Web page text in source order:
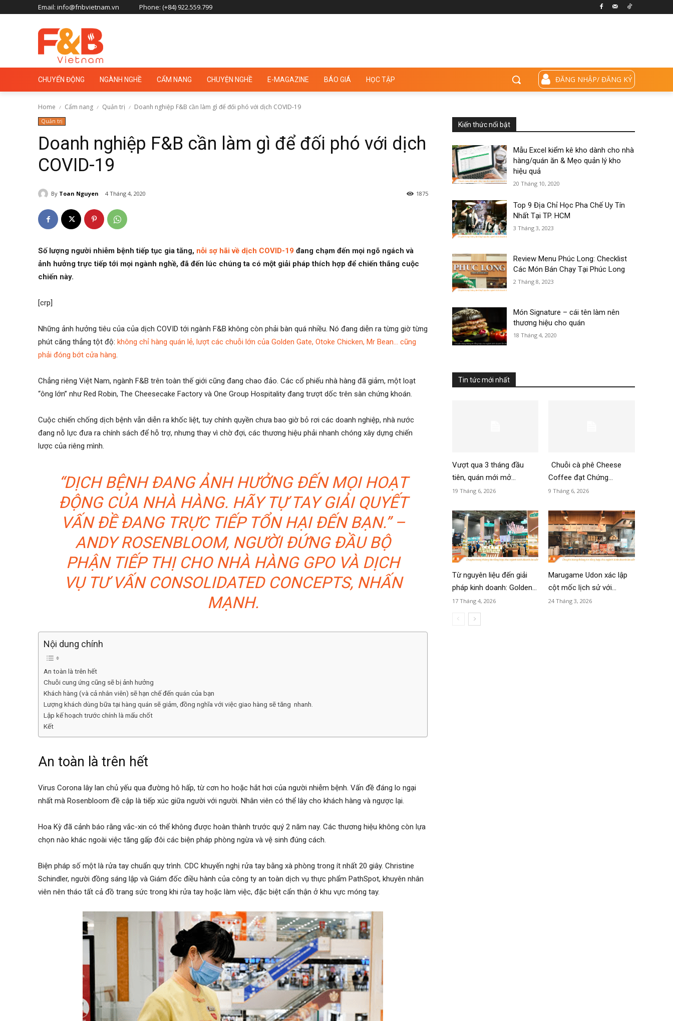
Email: info@fnbvietnam.vn Phone: (+84) 922.559.799
CHUYỂN ĐỘNG NGÀNH NGHỀ CẨM NANG CHUYỆN NGHỀ E-MAGAZINE BÁO GIÁ HỌC TẬP ĐĂNG NHẬP/ ĐĂNG KÝ
Home Cẩm nang Quản trị Doanh nghiệp F&B cần làm gì để đối phó với dịch COVID-19
Quản trị
Doanh nghiệp F&B cần làm gì để đối phó với dịch
COVID-19
By Toan Nguyen 4 Tháng 4, 2020 1875
Số lượng người nhiễm bệnh tiếp tục gia tăng, nỗi sợ hãi về dịch COVID-19 đang chạm đến mọi ngõ ngách và
ảnh hưởng trực tiếp tới mọi ngành nghề, đã đến lúc chúng ta có một giải pháp thích hợp để chiến thắng cuộc
chiến này.
[crp]
Những ảnh hưởng tiêu của của dịch COVID tới ngành F&B không còn phải bàn quá nhiều. Nó đang diễn ra từng giờ từng
phút căng thẳng tột độ: không chỉ hàng quán lẻ, lượt các chuỗi lớn của Golden Gate, Otoke Chicken, Mr Bean… cũng
phải đóng bớt cửa hàng.
Chẳng riêng Việt Nam, ngành F&B trên toàn thế giới cũng đang chao đảo. Các cổ phiếu nhà hàng đã giảm, một loạt
“ông lớn” như Red Robin, The Cheesecake Factory và One Group Hospitality đang trượt dốc trên sàn chứng khoán.
Cuộc chiến chống dịch bệnh vẫn diễn ra khốc liệt, tuy chính quyền chưa bao giờ bỏ rơi các doanh nghiệp, nhà nước
đang nỗ lực đưa ra chính sách để hỗ trợ, nhưng thay vì chờ đợi, các thương hiệu phải nhanh chóng xây dựng chiến
lược của riêng mình.
“DỊCH BỆNH ĐANG ẢNH HƯỞNG ĐẾN MỌI HOẠT
ĐỘNG CỦA NHÀ HÀNG. HÃY TỰ TAY GIẢI QUYẾT
VẤN ĐỀ ĐANG TRỰC TIẾP TỔN HẠI ĐẾN BẠN.” –
ANDY ROSENBLOOM, NGƯỜI ĐỨNG ĐẦU BỘ
PHẬN TIẾP THỊ CHO NHÀ HÀNG GPO VÀ DỊCH
VỤ TƯ VẤN CONSOLIDATED CONCEPTS, NHẤN
MẠNH.
Nội dung chính
An toàn là trên hết
Chuỗi cung ứng cũng sẽ bị ảnh hưởng
Khách hàng (và cả nhân viên) sẽ hạn chế đến quán của bạn
Lượng khách dùng bữa tại hàng quán sẽ giảm, đồng nghĩa với việc giao hàng sẽ tăng nhanh.
Lập kế hoạch trước chính là mấu chốt
Kết
An toàn là trên hết
Virus Corona lây lan chủ yếu qua đường hô hấp, từ cơn ho hoặc hắt hơi của người nhiễm bệnh. Vấn đề đáng lo ngại
nhất mà Rosenbloom đề cập là tiếp xúc giữa người với người. Nhân viên có thể lây cho khách hàng và ngược lại.
Hoa Kỳ đã cảnh báo rằng vắc-xin có thể không được hoàn thành trước quý 2 năm nay. Các thương hiệu không còn lựa
chọn nào khác ngoài việc tăng gấp đôi các biện pháp phòng ngừa và vệ sinh đúng cách.
Biện pháp số một là rửa tay chuẩn quy trình. CDC khuyến nghị rửa tay bằng xà phòng trong ít nhất 20 giây. Christine
Schindler, người đồng sáng lập và Giám đốc điều hành của công ty an toàn dịch vụ thực phẩm PathSpot, khuyên nhân
viên nên tháo tất cả đồ trang sức trong khi rửa tay hoặc làm việc, đặc biệt cẩn thận ở khu vực móng tay.
Kiến thức nổi bật
Mẫu Excel kiểm kê kho dành cho nhà
hàng/quán ăn & Mẹo quản lý kho
hiệu quả
20 Tháng 10, 2020
Top 9 Địa Chỉ Học Pha Chế Uy Tín
Nhất Tại TP. HCM
3 Tháng 3, 2023
Review Menu Phúc Long: Checklist
Các Món Bán Chạy Tại Phúc Long
2 Tháng 8, 2023
Món Signature – cái tên làm nên
thương hiệu cho quán
18 Tháng 4, 2020
Tin tức mới nhất
Vượt qua 3 tháng đầu
tiên, quán mới mở...
19 Tháng 6, 2026
Chuỗi cà phê Cheese
Coffee đạt Chứng...
9 Tháng 6, 2026
Từ nguyên liệu đến giải
pháp kinh doanh: Golden...
17 Tháng 4, 2026
Marugame Udon xác lập
cột mốc lịch sử với...
24 Tháng 3, 2026